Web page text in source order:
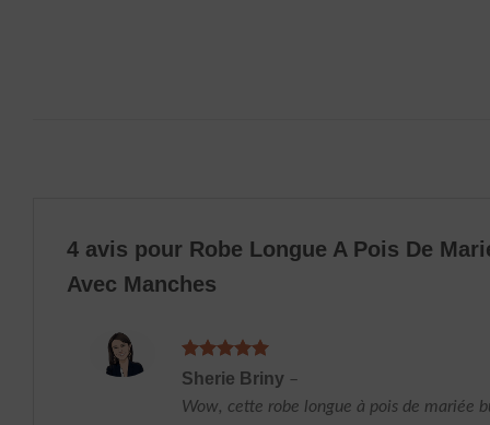
4 avis pour Robe Longue A Pois De
Avec Manches
Note5sur
Sherie Briny –
Wow, cette robe longue à pois de mariée